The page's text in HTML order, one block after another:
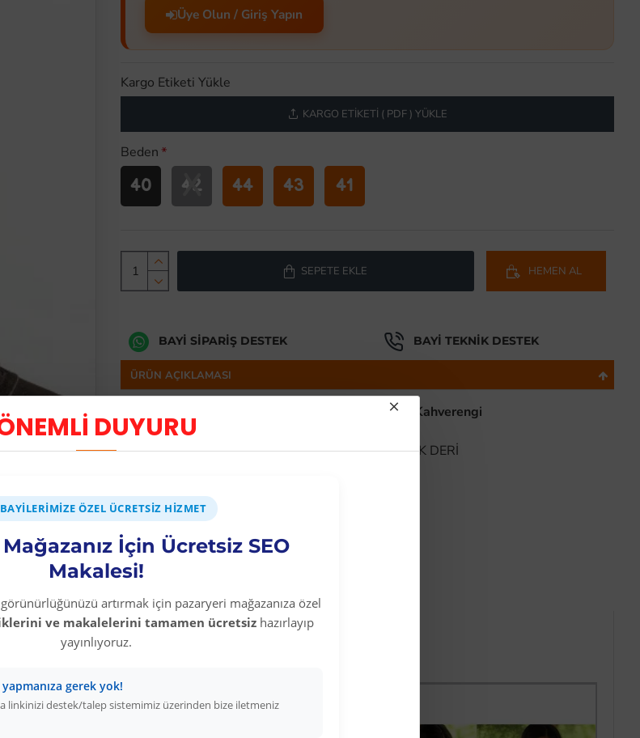
DUYURU
ÖZEL ÜCRETSIZ HIZMET
İçin Ücretsiz SEO
Makalesi!
görünürlüğünüzü artırmak için pazaryeri mağazanıza özel
ve makalelerini tamamen ücretsiz hazırlayıp
yayınlıyoruz.
gerek yok!
linkinizi destek/talep sistemimiz üzerinden bize iletmeniz
Üye Olun / Giriş Yapın
Kargo Etiketi Yükle
KARGO ETIKETI ( PDF ) YÜKLE
Beden
40 42
X 44 43 41
SEPETE EKLE HEMEN AL
BAYI SIPARIŞ DESTEK BAYI TEKNIK DESTEK
ÜRÜN AÇIKLAMASI
Casual Hakiki Deri Süet Rahat Erkek Ayakkabı Kahverengi
ERKEK GÜNLÜK SÜET DERİ AYAKKABI
AYAKKABI İÇ VE DIŞ HAKİKİ %100 GERÇEK DERİ
Diğer Kategori Ürünleri